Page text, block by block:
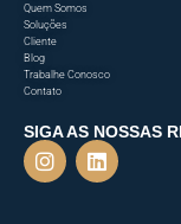
Quem Somos
Soluções
Cliente
Blog
Trabalhe Conosco
Contato
SIGA AS NOSSAS